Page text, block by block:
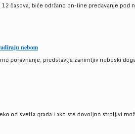
časova, biće održano on-line predavanje
nebom
poravnanje, predstavlja zanimljiv nebeski
od svetla grada i ako ste dovoljno strpljivi